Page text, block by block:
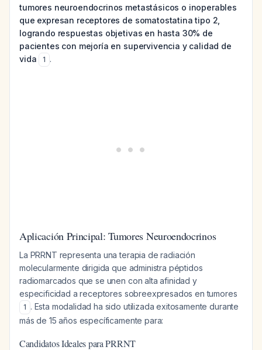
tumores neuroendocrinos metastásicos o inoperables
que expresan receptores de somatostatina tipo 2,
logrando respuestas objetivas en hasta 30% de
pacientes con mejoría en supervivencia y calidad de
vida
1 .
Aplicación Principal: Tumores Neuroendocrinos
La PRRNT representa una terapia de radiación
molecularmente dirigida que administra péptidos
radiomarcados que se unen con alta afinidad y
especificidad a receptores sobreexpresados en tumores
1 . Esta modalidad ha sido utilizada exitosamente durante
más de 15 años específicamente para:
Candidatos Ideales para PRRNT